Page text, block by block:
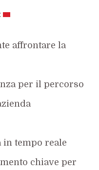
affrontare la
per il percorso
tempo reale
chiave per